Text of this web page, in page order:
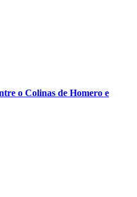
o Colinas de Homero e